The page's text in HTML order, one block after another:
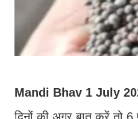
Mandi Bhav 1 July